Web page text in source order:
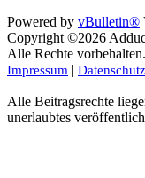
Powered by vBulletin®
Copyright ©2026
Alle Rechte vorbehalten.
Impressum | Datenschutz
Alle Beitragsrechte
unerlaubtes